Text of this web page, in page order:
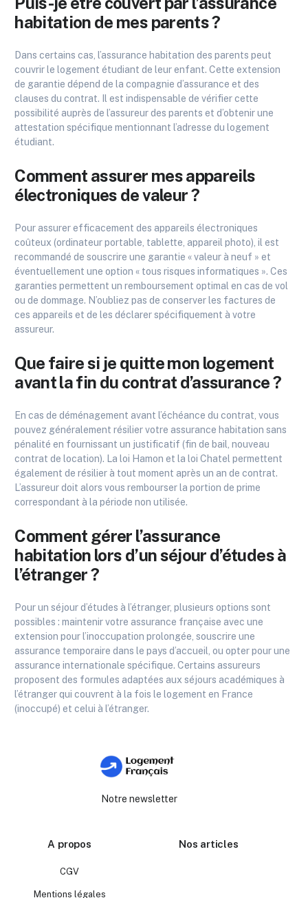
habitation de mes parents ?
Dans certains cas, l’assurance habitation des parents peut
couvrir le logement étudiant de leur enfant. Cette extension
de garantie dépend de la compagnie d’assurance et des
clauses du contrat. Il est indispensable de vérifier cette
possibilité auprès de l’assureur des parents et d’obtenir une
attestation spécifique mentionnant l’adresse du logement
étudiant.
Comment assurer mes appareils
électroniques de valeur ?
Pour assurer efficacement des appareils électroniques
coûteux (ordinateur portable, tablette, appareil photo), il est
recommandé de souscrire une garantie « valeur à neuf » et
éventuellement une option « tous risques informatiques ». Ces
garanties permettent un remboursement optimal en cas de vol
ou de dommage. N’oubliez pas de conserver les factures de
ces appareils et de les déclarer spécifiquement à votre
assureur.
Que faire si je quitte mon logement
avant la fin du contrat d’assurance ?
En cas de déménagement avant l’échéance du contrat, vous
pouvez généralement résilier votre assurance habitation sans
pénalité en fournissant un justificatif (fin de bail, nouveau
contrat de location). La loi Hamon et la loi Chatel permettent
également de résilier à tout moment après un an de contrat.
L’assureur doit alors vous rembourser la portion de prime
correspondant à la période non utilisée.
Comment gérer l’assurance
habitation lors d’un séjour d’études à
l’étranger ?
Pour un séjour d’études à l’étranger, plusieurs options sont
possibles : maintenir votre assurance française avec une
extension pour l’inoccupation prolongée, souscrire une
assurance temporaire dans le pays d’accueil, ou opter pour une
assurance internationale spécifique. Certains assureurs
proposent des formules adaptées aux séjours académiques à
l’étranger qui couvrent à la fois le logement en France
(inoccupé) et celui à l’étranger.
Notre newsletter
A propos
CGV
Mentions légales
Nos articles